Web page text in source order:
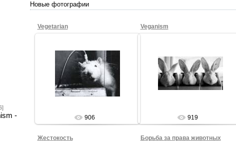
-
Новые фотографии
Vegetarian
27.08.2009
Sham69
906
Veganism
27.08.2009
Sham69
919
Жестокость Борьба за права животных